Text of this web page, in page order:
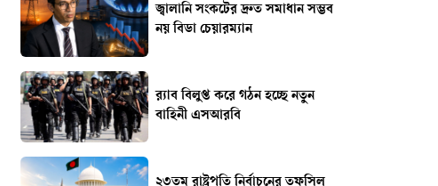
জ্বালানি সংকটের দ্রুত সমাধান সম্ভব
নয় বিডা চেয়ারম্যান
র‌্যাব বিলুপ্ত করে গঠন হচ্ছে নতুন
বাহিনী এসআরবি
২৩তম রাষ্ট্রপতি নির্বাচনের তফসিল